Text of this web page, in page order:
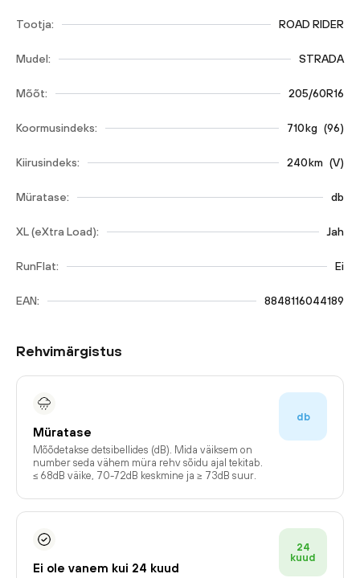
Tootja: ROAD RIDER
Mudel: STRADA
Mõõt: 205/60R16
Koormusindeks: 710kg (96)
Kiirusindeks: 240km (V)
Müratase: db
XL (eXtra Load): Jah
RunFlat: Ei
EAN: 8848116044189
Rehvimärgistus
Müratase
Mõõdetakse detsibellides (dB). Mida väiksem on
number seda vähem müra rehv sõidu ajal tekitab.
≤ 68dB väike, 70-72dB keskmine ja ≥ 73dB suur.
db
Ei ole vanem kui 24 kuud
24
kuud